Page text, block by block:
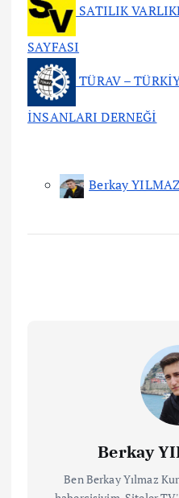
SATILIK
SAYFASI
TÜRAV –
İNSANLARI DERNEĞİ
Berkay
Berkay
Ben Berkay Yılmaz